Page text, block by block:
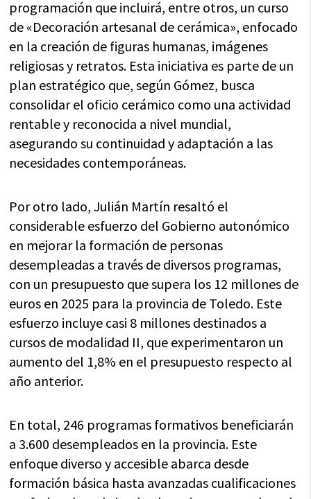
programación que incluirá, entre otros, un curso
de «Decoración artesanal de cerámica», enfocado
en la creación de figuras humanas, imágenes
religiosas y retratos. Esta iniciativa es parte de un
plan estratégico que, según Gómez, busca
consolidar el oficio cerámico como una actividad
rentable y reconocida a nivel mundial,
asegurando su continuidad y adaptación a las
necesidades contemporáneas.
Por otro lado, Julián Martín resaltó el
considerable esfuerzo del Gobierno autonómico
en mejorar la formación de personas
desempleadas a través de diversos programas,
con un presupuesto que supera los 12 millones de
euros en 2025 para la provincia de Toledo. Este
esfuerzo incluye casi 8 millones destinados a
cursos de modalidad II, que experimentaron un
aumento del 1,8% en el presupuesto respecto al
año anterior.
En total, 246 programas formativos beneficiarán
a 3.600 desempleados en la provincia. Este
enfoque diverso y accesible abarca desde
formación básica hasta avanzadas cualificaciones